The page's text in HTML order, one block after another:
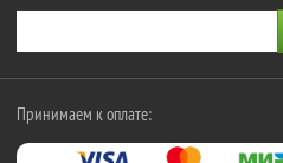
Принимаем к оплате: